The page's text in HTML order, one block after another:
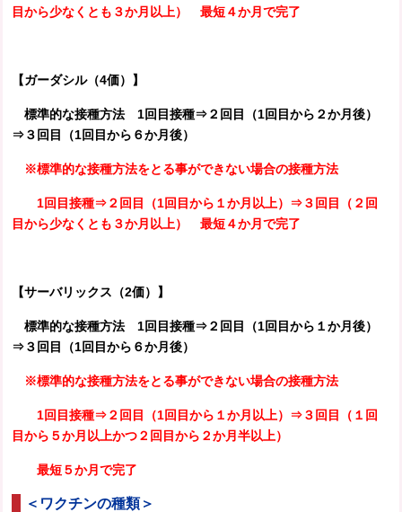
目から少なくとも３か月以上） 最短４か月で完了
【ガーダシル（4価）】
標準的な接種方法1回目接種⇒２回目（1回目から２か月後）
⇒３回目（1回目から６か月後）
※標準的な接種方法をとる事ができない場合の接種方法
1回目接種⇒２回目（1回目から１か月以上）⇒３回目（２回
目から少なくとも３か月以上） 最短４か月で完了
【サーバリックス（2価）】
標準的な接種方法 1回目接種⇒２回目（1回目から１か月後）
⇒３回目（1回目から６か月後）
※標準的な接種方法をとる事ができない場合の接種方法
1回目接種⇒２回目（1回目から１か月以上）⇒３回目（１回
目から５か月以上かつ２回目から２か月半以上）
最短５か月で完了
＜ワクチンの種類＞